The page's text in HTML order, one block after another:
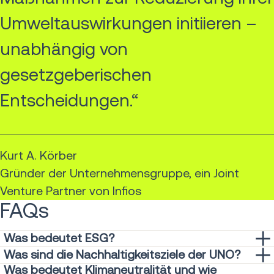
Umweltauswirkungen initiieren –
unabhängig von
gesetzgeberischen
Entscheidungen.“
Kurt A. Körber
Gründer der Unternehmensgruppe, ein Joint
Venture Partner von Infios
FAQs
Was bedeutet ESG?
Umwelt-, Sozial- und Governance-Kriterien (ESG) sind eine
Reihe von Standards, die Investoren auf den Kapitalmärkten
Was sind die Nachhaltigkeitsziele der UNO?
Im Rahmen der Agenda 2030 der Vereinten Nationen
Was bedeutet Klimaneutralität und wie